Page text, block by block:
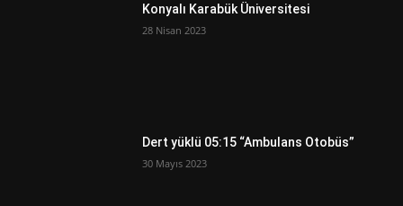
Konyalı Karabük Üniversitesi
28 Nisan 2023
Dert yüklü 05:15 “Ambulans Otobüs”
30 Mayıs 2023